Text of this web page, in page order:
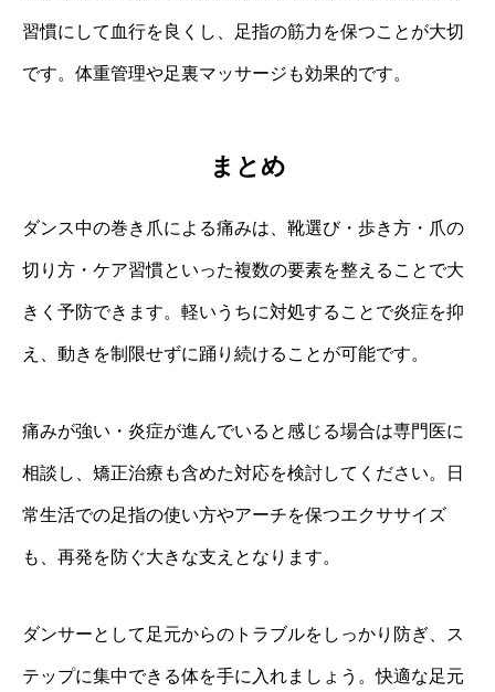
習慣にして血行を良くし、足指の筋力を保つことが大切
です。体重管理や足裏マッサージも効果的です。
まとめ
ダンス中の巻き爪による痛みは、靴選び・歩き方・爪の
切り方・ケア習慣といった複数の要素を整えることで大
きく予防できます。軽いうちに対処することで炎症を抑
え、動きを制限せずに踊り続けることが可能です。
痛みが強い・炎症が進んでいると感じる場合は専門医に
相談し、矯正治療も含めた対応を検討してください。日
常生活での足指の使い方やアーチを保つエクササイズ
も、再発を防ぐ大きな支えとなります。
ダンサーとして足元からのトラブルをしっかり防ぎ、ス
テップに集中できる体を手に入れましょう。快適な足元